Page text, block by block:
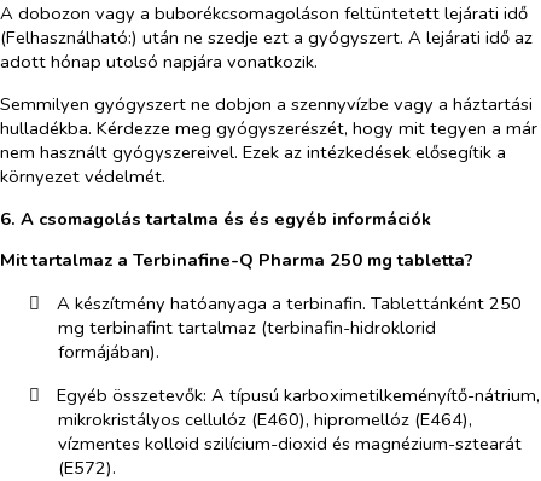
A dobozon vagy a buborékcsomagoláson feltüntetett lejárati idő
(Felhasználható:) után ne szedje ezt a gyógyszert. A lejárati idő az
adott hónap utolsó napjára vonatkozik.
Semmilyen gyógyszert ne dobjon a szennyvízbe vagy a háztartási
hulladékba. Kérdezze meg gyógyszerészét, hogy mit tegyen a már
nem használt gyógyszereivel. Ezek az intézkedések elősegítik a
környezet védelmét.
6. A csomagolás tartalma és és egyéb információk
Mit tartalmaz a Terbinafine-Q Pharma 250 mg tabletta?
​
A készítmény hatóanyaga a terbinafin. Tablettánként 250
mg terbinafint tartalmaz (terbinafin-hidroklorid
formájában).
​
Egyéb összetevők: A típusú karboximetilkeményítő-nátrium,
mikrokristályos cellulóz (E460), hipromellóz (E464),
vízmentes kolloid szilícium-dioxid és magnézium-sztearát
(E572).